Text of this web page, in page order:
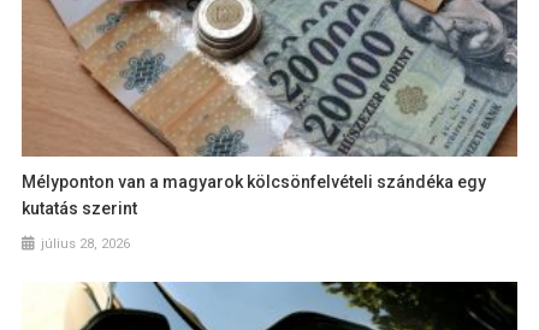
Mélyponton van a magyarok kölcsönfelvételi szándéka egy
kutatás szerint
július 28, 2026